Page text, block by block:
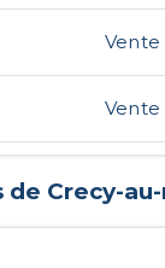
Vente
Vente
de Crecy-